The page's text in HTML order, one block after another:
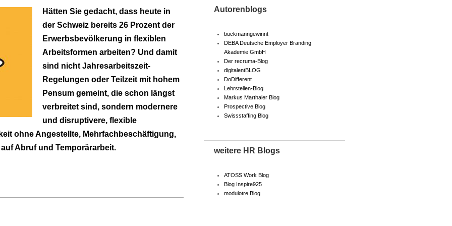
Hätten Sie gedacht, dass heute in
der Schweiz bereits 26 Prozent der
Erwerbsbevölkerung in flexiblen
Arbeitsformen arbeiten? Und damit
sind nicht Jahresarbeitszeit-
Regelungen oder Teilzeit mit hohem
Pensum gemeint, die schon längst
verbreitet sind, sondern modernere
und disruptivere, flexible
ohne Angestellte, Mehrfachbeschäftigung,
Abruf und Temporärarbeit.
Autorenblogs
buckmanngewinnt
DEBA Deutsche Employer Branding
Akademie GmbH
Der recruma-Blog
digitalentBLOG
DoDifferent
Lehrstellen-Blog
Markus Marthaler Blog
Prospective Blog
Swissstaffing Blog
weitere HR Blogs
ATOSS Work Blog
Blog Inspire925
modulotre Blog